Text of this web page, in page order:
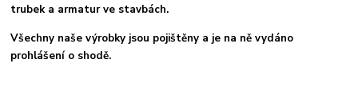
trubek a armatur ve stavbách.
Všechny naše výrobky jsou pojištěny a je na ně vydáno
prohlášení o shodě.